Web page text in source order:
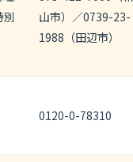
山市）／0739-23-
1988（田辺市）
0120-0-78310